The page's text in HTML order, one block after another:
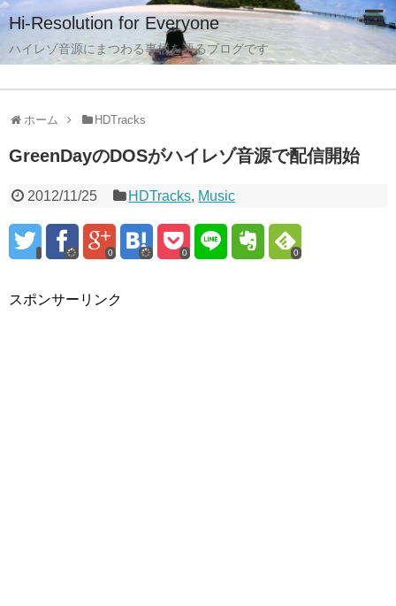
Hi-Resolution for Everyone
ハイレゾ音源にまつわる事柄を語るブログです
ホーム HDTracks
GreenDayのDOSがハイレゾ音源で配信開始
2012/11/25 HDTracks, Music
0 0 0
スポンサーリンク